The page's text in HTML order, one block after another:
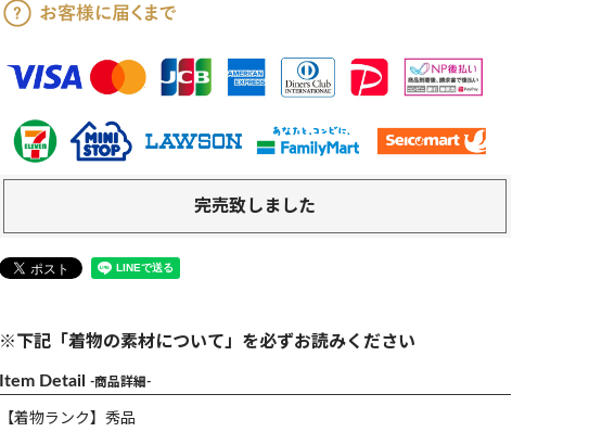
完売致しました
※下記「着物の素材について」を必ずお読みください
Item Detail -商品詳細-
【着物ランク】秀品